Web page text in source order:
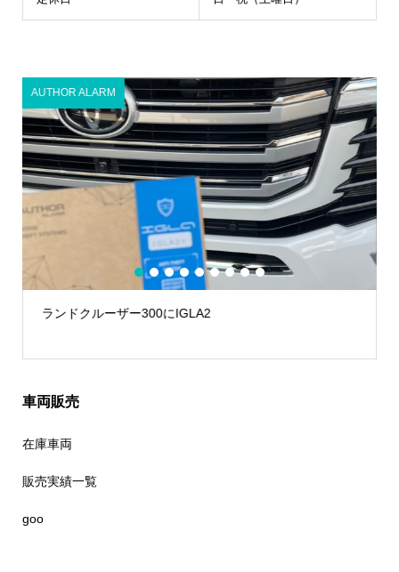
ランドクルーザー300にIGLA2
AUTHOR ALARM
1 2 3 4 5 6 7 8 9
車両販売
在庫車両
販売実績一覧
goo